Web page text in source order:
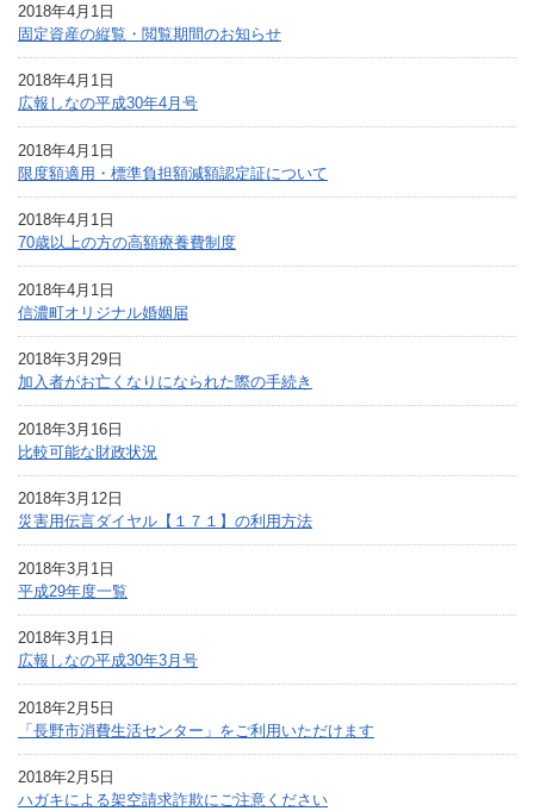
2018年4月1日
固定資産の縦覧・閲覧期間のお知らせ
2018年4月1日
広報しなの平成30年4月号
2018年4月1日
限度額適用・標準負担額減額認定証について
2018年4月1日
70歳以上の方の高額療養費制度
2018年4月1日
信濃町オリジナル婚姻届
2018年3月29日
加入者がお亡くなりになられた際の手続き
2018年3月16日
比較可能な財政状況
2018年3月12日
災害用伝言ダイヤル【１７１】の利用方法
2018年3月1日
平成29年度一覧
2018年3月1日
広報しなの平成30年3月号
2018年2月5日
「長野市消費生活センター」をご利用いただけます
2018年2月5日
ハガキによる架空請求詐欺にご注意ください